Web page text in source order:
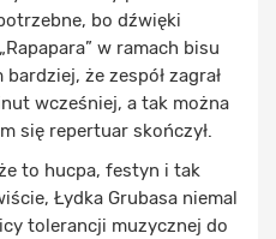
bo dźwięki
w ramach bisu
że zespół zagrał
wcześniej, a tak można
się repertuar skończył.
to hucpa, festyn i tak
Łydka Grubasa niemal
tolerancji muzycznej do